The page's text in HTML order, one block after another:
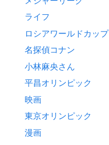
ライフ
ロシアワールドカップ
名探偵コナン
小林麻央さん
平昌オリンピック
映画
東京オリンピック
漫画